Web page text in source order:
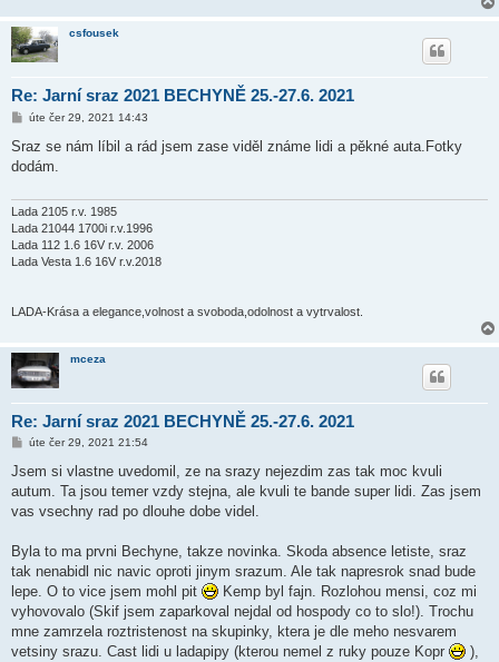
csfousek
Re: Jarní sraz 2021 BECHYNĚ 25.-27.6. 2021
P
í
p
e
k
úte čer 29, 2021 14:43
Sraz se nám líbil a rád jsem zase viděl známe lidi a pěkné auta.Fotky
dodám.
Lada 2105 r.v. 1985
Lada 21044 1700i r.v.1996
Lada 112 1.6 16V r.v. 2006
Lada Vesta 1.6 16V r.v.2018
LADA-Krása a elegance,volnost a svoboda,odolnost a vytrvalost.
mceza
Re: Jarní sraz 2021 BECHYNĚ 25.-27.6. 2021
P
í
p
ě
k
úte čer 29, 2021 21:54
Jsem si vlastne uvedomil, ze na srazy nejezdim zas tak moc kvuli
autum. Ta jsou temer vzdy stejna, ale kvuli te bande super lidi. Zas jsem
vas vsechny rad po dlouhe dobe videl.
Byla to ma prvni Bechyne, takze novinka. Skoda absence letiste, sraz
tak nenabidl nic navic oproti jinym srazum. Ale tak napresrok snad bude
lepe. O to vice jsem mohl pit
Kemp byl fajn. Rozlohou mensi, coz mi
vyhovovalo (Skif jsem zaparkoval nejdal od hospody co to slo!). Trochu
mne zamrzela roztristenost na skupinky, ktera je dle meho nesvarem
vetsiny srazu. Cast lidi u ladapipy (kterou nemel z ruky pouze Kopr
),